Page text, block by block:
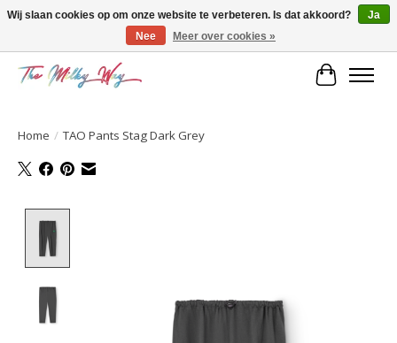
Home / TAO Pants Stag Dark Grey
Wij slaan cookies op om onze website te verbeteren. Is dat akkoord?
Ja
Nee
Meer over cookies »